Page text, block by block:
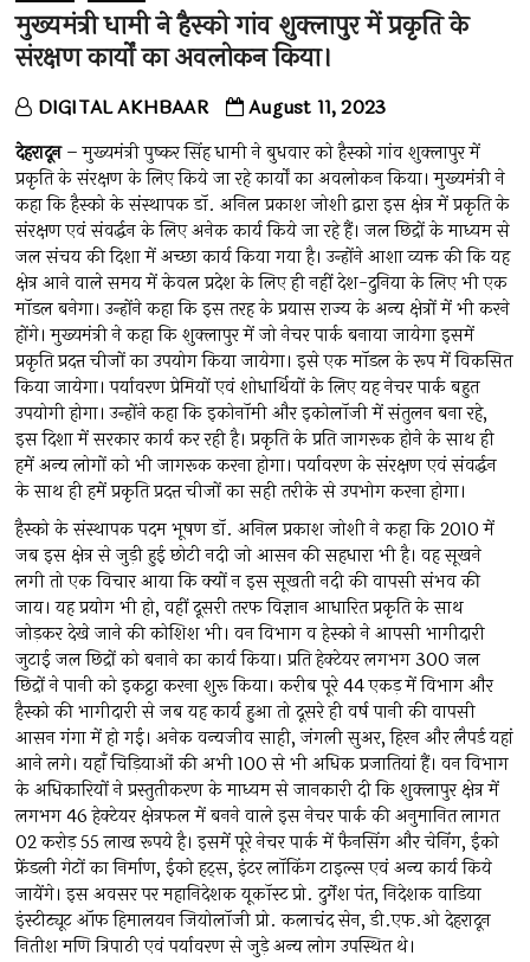
मुख्यमंत्री धामी ने हैस्को गांव शुक्लापुर में प्रकृति के
संरक्षण कार्यों का अवलोकन किया।
DIGITAL AKHBAAR August 11, 2023
देहरादून– मुख्यमंत्री पुष्कर सिंह धामी ने बुधवार को हैस्को गांव शुक्लापुर में
प्रकृति के संरक्षण के लिए किये जा रहे कार्यों का अवलोकन किया। मुख्यमंत्री ने
कहा कि हैस्को के संस्थापक डॉ. अनिल प्रकाश जोशी द्वारा इस क्षेत्र में प्रकृति के
संरक्षण एवं संवर्द्धन के लिए अनेक कार्य किये जा रहे हैं। जल छिद्रों के माध्यम से
जल संचय की दिशा में अच्छा कार्य किया गया है। उन्होंने आशा व्यक्त की कि यह
क्षेत्र आने वाले समय में केवल प्रदेश के लिए ही नहीं देश-दुनिया के लिए भी एक
मॉडल बनेगा। उन्होंने कहा कि इस तरह के प्रयास राज्य के अन्य क्षेत्रों में भी करने
होंगे। मुख्यमंत्री ने कहा कि शुक्लापुर में जो नेचर पार्क बनाया जायेगा इसमें
प्रकृति प्रदत्त चीजों का उपयोग किया जायेगा। इसे एक मॉडल के रूप में विकसित
किया जायेगा। पर्यावरण प्रेमियों एवं शोधार्थियों के लिए यह नेचर पार्क बहुत
उपयोगी होगा। उन्होंने कहा कि इकोनॉमी और इकोलॉजी में संतुलन बना रहे,
इस दिशा में सरकार कार्य कर रही है। प्रकृति के प्रति जागरूक होने के साथ ही
हमें अन्य लोगों को भी जागरूक करना होगा। पर्यावरण के संरक्षण एवं संवर्द्धन
के साथ ही हमें प्रकृति प्रदत्त चीजों का सही तरीके से उपभोग करना होगा।
हैस्को के संस्थापक पदम भूषण डॉ. अनिल प्रकाश जोशी ने कहा कि 2010 में
जब इस क्षेत्र से जुड़ी हुई छोटी नदी जो आसन की सहधारा भी है। वह सूखने
लगी तो एक विचार आया कि क्यों न इस सूखती नदी की वापसी संभव की
जाय। यह प्रयोग भी हो, वहीं दूसरी तरफ विज्ञान आधारित प्रकृति के साथ
जोड़कर देखे जाने की कोशिश भी। वन विभाग व हेस्को ने आपसी भागीदारी
जुटाई जल छिद्रों को बनाने का कार्य किया। प्रति हेक्टेयर लगभग 300 जल
छिद्रों ने पानी को इकट्ठा करना शुरू किया। करीब पूरे 44 एकड़ में विभाग और
हैस्को की भागीदारी से जब यह कार्य हुआ तो दूसरे ही वर्ष पानी की वापसी
आसन गंगा में हो गई। अनेक वन्यजीव साही, जंगली सुअर, हिरन और लैपर्ड यहां
आने लगे। यहाँ चिड़ियाओं की अभी 100 से भी अधिक प्रजातियां हैं। वन विभाग
के अधिकारियों ने प्रस्तुतीकरण के माध्यम से जानकारी दी कि शुक्लापुर क्षेत्र में
लगभग 46 हेक्टेयर क्षेत्रफल में बनने वाले इस नेचर पार्क की अनुमानित लागत
02 करोड़ 55 लाख रूपये है। इसमें पूरे नेचर पार्क में फैनसिंग और चेनिंग, ईको
फ्रेंडली गेटों का निर्माण, ईको हट्स, इंटर लॉकिंग टाइल्स एवं अन्य कार्य किये
जायेंगे। इस अवसर पर महानिदेशक यूकॉस्ट प्रो. दुर्गेश पंत, निदेशक वाडिया
इंस्टीट्यूट ऑफ हिमालयन जियोलॉजी प्रो. कलाचंद सेन, डी.एफ.ओ देहरादून
नितीश मणि त्रिपाठी एवं पर्यावरण से जुड़े अन्य लोग उपस्थित थे।